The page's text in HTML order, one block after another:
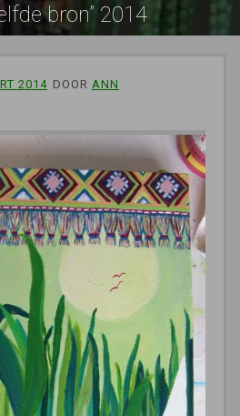
bron” 2014
2014 DOOR ANN